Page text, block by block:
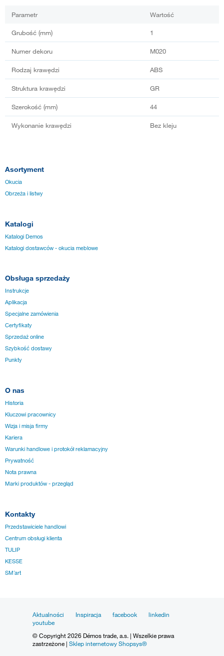
Parametr Wartość
Grubość (mm) 1
Numer dekoru M020
Rodzaj krawędzi ABS
Struktura krawędzi GR
Szerokość (mm) 44
Wykonanie krawędzi Bez kleju
Asortyment
Okucia
Obrzeża i listwy
Katalogi
Katalogi Demos
Katalogi dostawców - okucia meblowe
Obsługa sprzedaży
Instrukcje
Aplikacja
Specjalne zamówienia
Certyfikaty
Sprzedaż online
Szybkość dostawy
Punkty
O nas
Historia
Kluczowi pracownicy
Wizja i misja firmy
Kariera
Warunki handlowe i protokół reklamacyjny
Prywatność
Nota prawna
Marki produktów - przegląd
Kontakty
Przedstawiciele handlowi
Centrum obsługi klienta
TULIP
KESSE
SM´art
Aktualności Inspiracja facebook
linkedin
youtube
© Copyright 2026 Démos trade, a.s. | Wszelkie prawa
zastrzeżone | Sklep internetowy Shopsys®